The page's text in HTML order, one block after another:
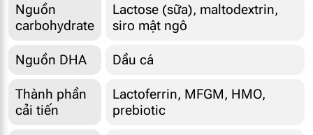
Nguồn
carbohydrate
Lactose (sữa), maltodextrin,
siro mật ngô
Nguồn DHA Dầu cá
Thành phần
cải tiến
Lactoferrin, MFGM, HMO,
prebiotic